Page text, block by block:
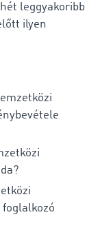
leggyakoribb
ilyen